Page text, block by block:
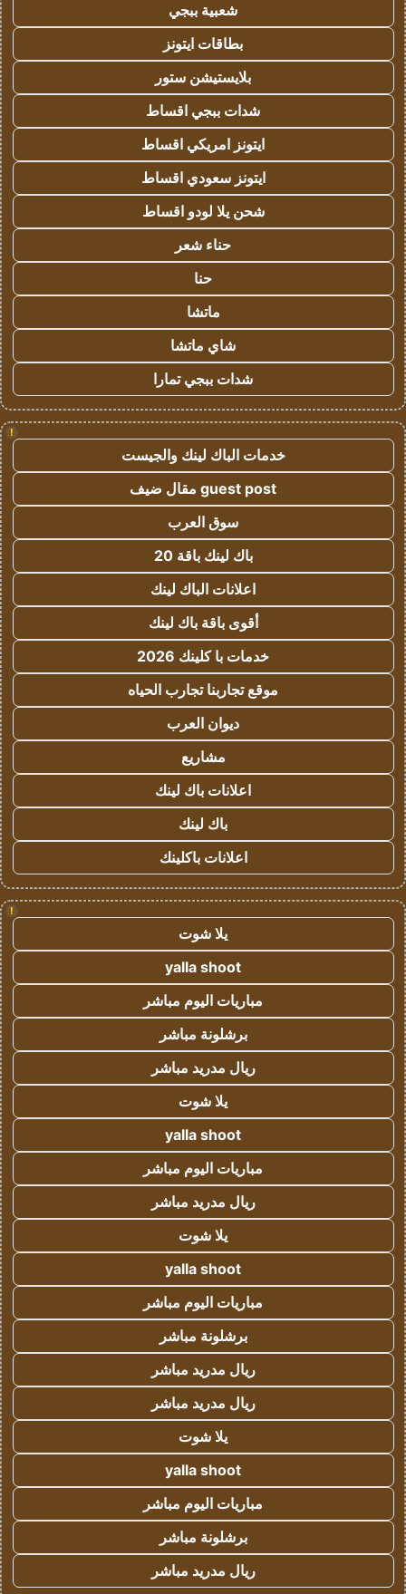
شعبية ببجي
بطاقات ايتونز
بلايستيشن ستور
شدات ببجي اقساط
ايتونز امريكي اقساط
ايتونز سعودي اقساط
شحن يلا لودو اقساط
حناء شعر
حنا
ماتشا
شاي ماتشا
شدات ببجي تمارا
!
خدمات الباك لينك والجيست
guest post مقال ضيف
سوق العرب
باك لينك باقة 20
اعلانات الباك لينك
أقوى باقة باك لينك
خدمات با كلينك 2026
موقع تجاربنا تجارب الحياه
ديوان العرب
مشاريع
اعلانات باك لينك
باك لينك
اعلانات باكلينك
!
يلا شوت
yalla shoot
مباريات اليوم مباشر
برشلونة مباشر
ريال مدريد مباشر
يلا شوت
yalla shoot
مباريات اليوم مباشر
ريال مدريد مباشر
يلا شوت
yalla shoot
مباريات اليوم مباشر
برشلونة مباشر
ريال مدريد مباشر
ريال مدريد مباشر
يلا شوت
yalla shoot
مباريات اليوم مباشر
برشلونة مباشر
ريال مدريد مباشر